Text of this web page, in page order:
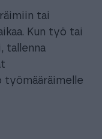
tai
Kun työ tai
tallenna
työmääräimelle